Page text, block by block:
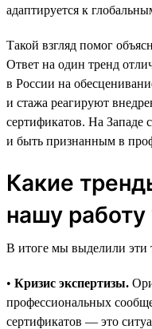
адаптируется к
Такой взгляд помог
Ответ на один тренд
в России на
и стажа реагируют
сертификатов. На Западе
и быть признанным в
Какие
нашу
В итоге мы выделили эти
• Кризис экспертизы.
профессиональных
сертификатов — это